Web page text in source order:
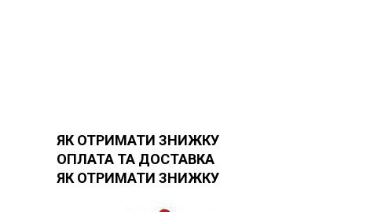
ЯК ОТРИМАТИ ЗНИЖКУ
ОПЛАТА ТА ДОСТАВКА
ЯК ОТРИМАТИ ЗНИЖКУ